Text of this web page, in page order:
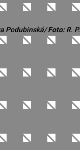
Podubinská/Foto:R. P.